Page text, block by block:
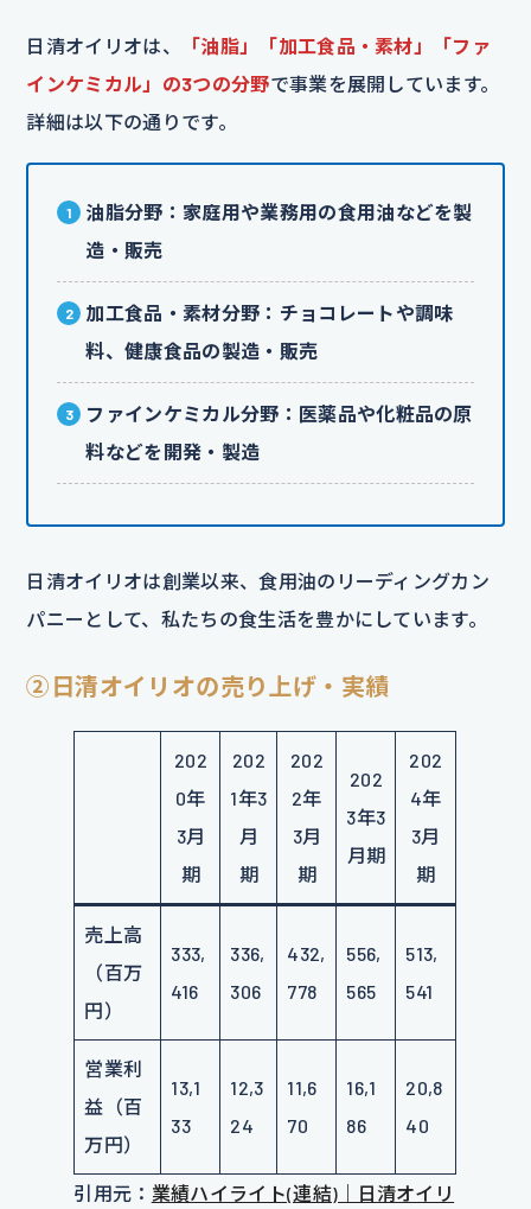
日清オイリオは、
「油脂」「加工食品・素材」「ファ
インケミカル」の3つの分野で事業を展開しています。
詳細は以下の通りです。
油脂分野：家庭用や業務用の食用油などを製
造・販売
加工食品・素材分野：チョコレートや調味
料、健康食品の製造・販売
ファインケミカル分野：医薬品や化粧品の原
料などを開発・製造
日清オイリオは創業以来、食用油のリーディングカン
パニーとして、私たちの食生活を豊かにしています。
②日清オイリオの売り上げ・実績
202
0年
3月
期
202
1年3
月
期
202
2年
3月
期
202
3年3
月期
202
4年
3月
期
売上高
（百万
円）
333,
416
336,
306
432,
778
556,
565
513,
541
営業利
益（百
万円）
13,1
33
12,3
24
11,6
70
16,1
86
20,8
40
引用元： 業績ハイライト(連結)｜日清オイリ